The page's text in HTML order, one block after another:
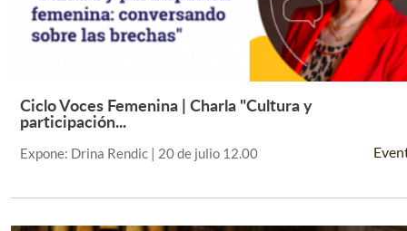
Leer Más +
Ciclo Voces Femenina | Charla "Cultura y
participación...
Expone: Drina Rendic | 20 de julio 12.00